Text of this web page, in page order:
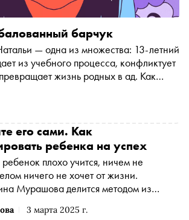
барчук
— одна из множества: 13-летний
из учебного процесса, конфликтует
жизнь родных в ад. Как
приглашает читателей «Сноба» к
3 марта 2025 г.
его сами. Как
ребенка на успех
ребенок плохо учится, ничем не
ничего не хочет от жизни.
Мурашова делится методом из